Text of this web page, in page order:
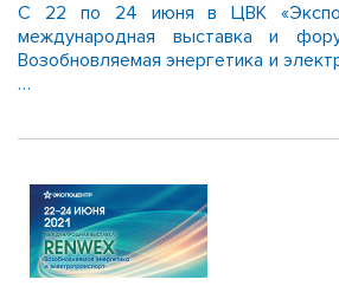
С 22 по 24 июня в ЦВК
международная выставка и
Возобновляемая энергетика и
…